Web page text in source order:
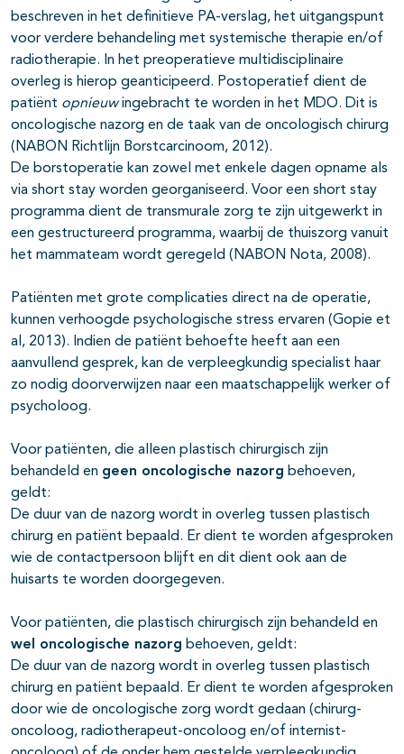
beschreven in het definitieve PA-verslag, het uitgangspunt
voor verdere behandeling met systemische therapie en/of
radiotherapie. In het preoperatieve multidisciplinaire
overleg is hierop geanticipeerd. Postoperatief dient de
patiënt opnieuwingebracht te worden in het MDO. Dit is
oncologische nazorg en de taak van de oncologisch chirurg
(NABON Richtlijn Borstcarcinoom, 2012).
De borstoperatie kan zowel met enkele dagen opname als
via short stay worden georganiseerd. Voor een short stay
programma dient de transmurale zorg te zijn uitgewerkt in
een gestructureerd programma, waarbij de thuiszorg vanuit
het mammateam wordt geregeld (NABON Nota, 2008).
Patiënten met grote complicaties direct na de operatie,
kunnen verhoogde psychologische stress ervaren (Gopie et
al, 2013). Indien de patiënt behoefte heeft aan een
aanvullend gesprek, kan de verpleegkundig specialist haar
zo nodig doorverwijzen naar een maatschappelijk werker of
psycholoog.
Voor patiënten, die alleen plastisch chirurgisch zijn
behandeld en geen oncologische nazorg behoeven,
geldt:
De duur van de nazorg wordt in overleg tussen plastisch
chirurg en patiënt bepaald. Er dient te worden afgesproken
wie de contactpersoon blijft en dit dient ook aan de
huisarts te worden doorgegeven.
Voor patiënten, die plastisch chirurgisch zijn behandeld en
wel oncologische nazorg behoeven, geldt:
De duur van de nazorg wordt in overleg tussen plastisch
chirurg en patiënt bepaald. Er dient te worden afgesproken
door wie de oncologische zorg wordt gedaan (chirurg-
oncoloog, radiotherapeut-oncoloog en/of internist-